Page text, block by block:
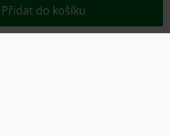
Přidat do košíku